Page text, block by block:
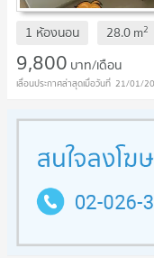
1 ห้องนอน 28.0m2
9,800 บาท/เดือน
21/01/